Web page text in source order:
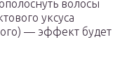
волосы
уксуса
— эффект будет